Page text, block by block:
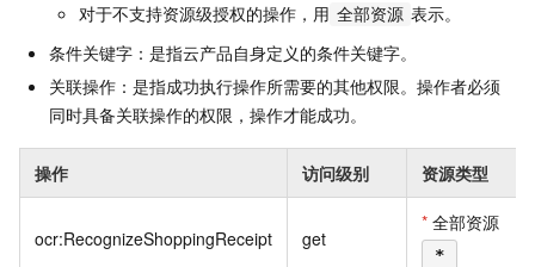
对于不支持资源级授权的操作，用 全部资源 表示。
条件关键字：是指云产品自身定义的条件关键字。
关联操作：是指成功执行操作所需要的其他权限。操作者必须
同时具备关联操作的权限，操作才能成功。
操作 访问级别 资源类型
ocr:RecognizeShoppingReceipt get
* 全部资源
*